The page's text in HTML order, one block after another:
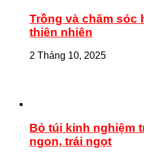
Trồng và chăm sóc
thiên nhiên
2 Tháng 10, 2025
Bỏ túi kinh nghiệm
ngon, trái ngọt